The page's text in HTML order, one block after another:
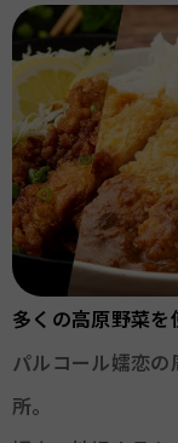
多くの高原野菜
パルコール嬬恋
所。